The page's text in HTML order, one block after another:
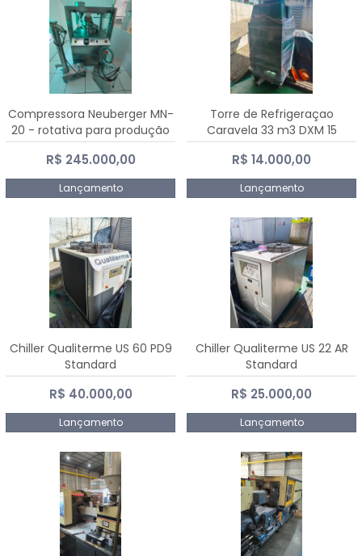
Compressora Neuberger MN-
20 - rotativa para produção
de comprimidos
R$ 245.000,00
Lançamento
Torre de Refrigeraçao
Caravela 33 m3 DXM 15
R$ 14.000,00
Lançamento
Chiller Qualiterme US 60 PD9
Standard
R$ 40.000,00
Lançamento
Chiller Qualiterme US 22 AR
Standard
R$ 25.000,00
Lançamento